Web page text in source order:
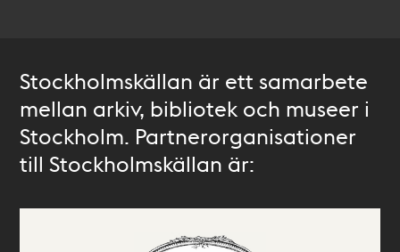
Stockholmskällan är ett samarbete
mellan arkiv, bibliotek och museer i
Stockholm. Partnerorganisationer
till Stockholmskällan är: